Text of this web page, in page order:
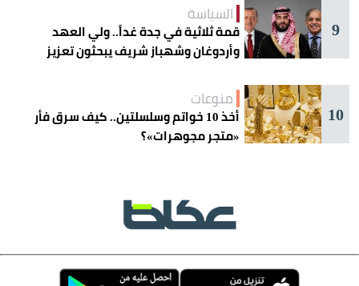
9
السياسة
قمة ثلاثية في جدة غداً.. ولي العهد
وأردوغان وشهباز شريف يبحثون تعزيز
10
منوعات
أخذ 10 خواتم وسلسلتين.. كيف سرق فأر
«متجر مجوهرات»؟